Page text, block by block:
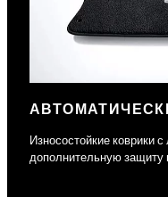
Износостойкие коврики
дополнительную защиту